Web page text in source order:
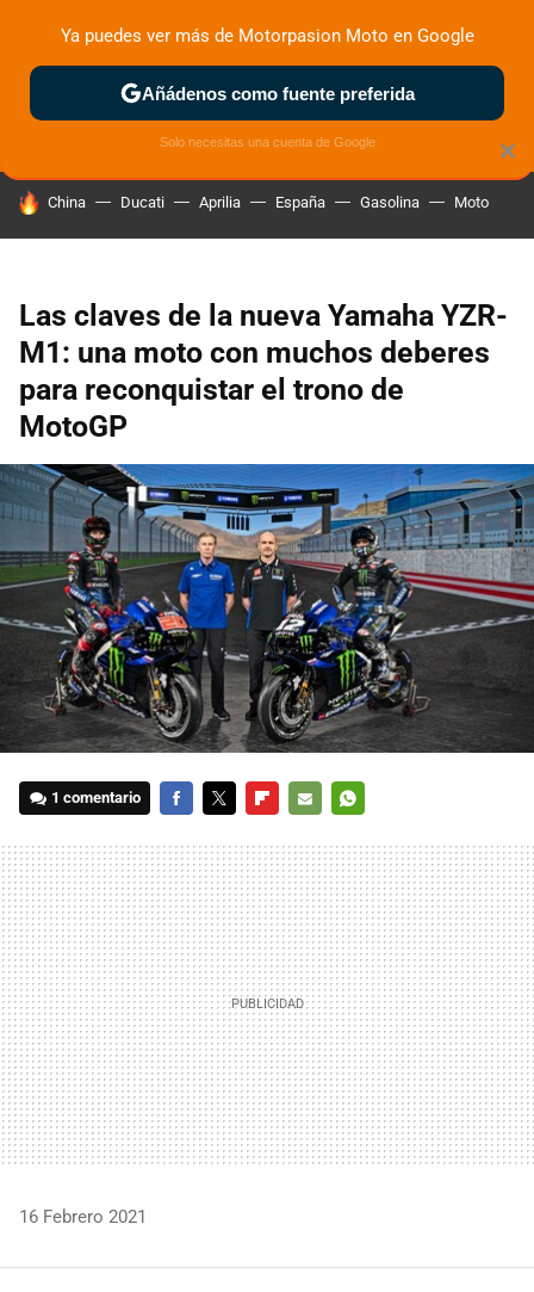
ZONA DE PRUEBAS DEPORTIVAS MOTOS ELÉCTRICAS
HOY SE HABLA DE
China Ducati Aprilia España Gasolina Moto
Las claves de la nueva Yamaha YZR-
M1: una moto con muchos deberes
para reconquistar el trono de
MotoGP
1 comentario
MAIL
16 Febrero 2021
×
Ya puedes ver más de Motorpasion Moto en Google
Añádenos como fuente preferida
Solo necesitas una cuenta de Google